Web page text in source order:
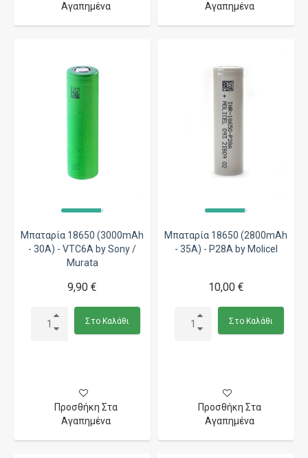
Αγαπημένα
Αγαπημένα
Μπαταρία 18650 (3000mAh
- 30A) - VTC6A by Sony /
Murata
9,90 €
Στο Καλάθι
Προσθήκη Στα
Αγαπημένα
Μπαταρία 18650 (2800mAh
- 35A) - P28A by Molicel
10,00 €
Στο Καλάθι
Προσθήκη Στα
Αγαπημένα